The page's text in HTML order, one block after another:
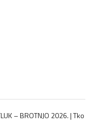
– BROTNJO 2026. | Tko